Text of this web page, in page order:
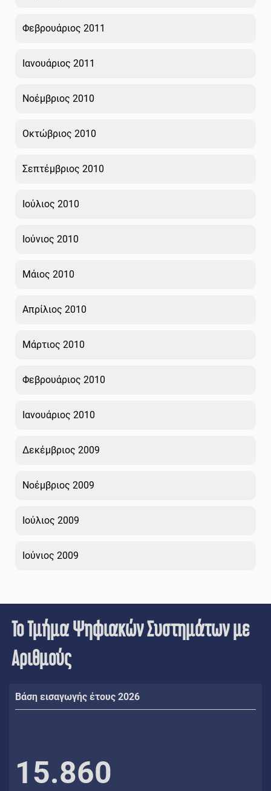
Φεβρουάριος 2011
Ιανουάριος 2011
Νοέμβριος 2010
Οκτώβριος 2010
Σεπτέμβριος 2010
Ιούλιος 2010
Ιούνιος 2010
Μάιος 2010
Απρίλιος 2010
Μάρτιος 2010
Φεβρουάριος 2010
Ιανουάριος 2010
Δεκέμβριος 2009
Νοέμβριος 2009
Ιούλιος 2009
Ιούνιος 2009
Το Τμήμα Ψηφιακών Συστημάτων με
Αριθμούς
Βάση εισαγωγής έτους 2026
15.860